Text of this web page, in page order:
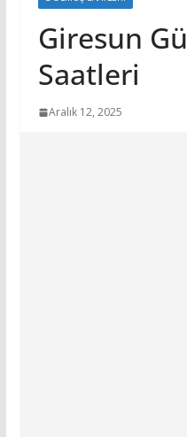
Giresun
Saatleri
Aralık 12, 2025